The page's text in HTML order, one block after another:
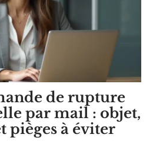
de rupture
par mail : objet,
pièges à éviter